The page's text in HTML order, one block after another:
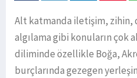
Alt katmanda iletişim, zihin,
algılama gibi konuların çok
diliminde özellikle Boğa,
burçlarında gezegen